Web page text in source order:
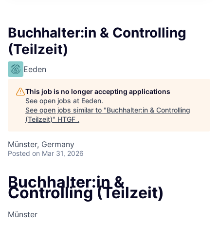
Buchhalter:in & Controlling
(Teilzeit)
Eeden
This job is no longer accepting applications
See open jobs at Eeden.
See open jobs similar to "Buchhalter:in & Controlling
(Teilzeit)" HTGF .
Münster, Germany
Posted on Mar 31, 2026
Buchhalter:in &
Controlling (Teilzeit)
Münster